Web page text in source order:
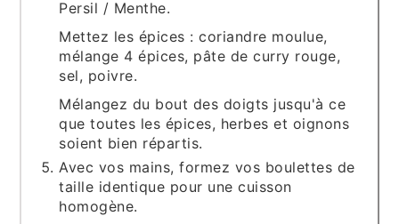
Persil / Menthe.
Mettez les épices : coriandre moulue,
mélange 4 épices, pâte de curry rouge,
sel, poivre.
Mélangez du bout des doigts jusqu'à ce
que toutes les épices, herbes et oignons
soient bien répartis.
Avec vos mains, formez vos boulettes de
taille identique pour une cuisson
homogène.